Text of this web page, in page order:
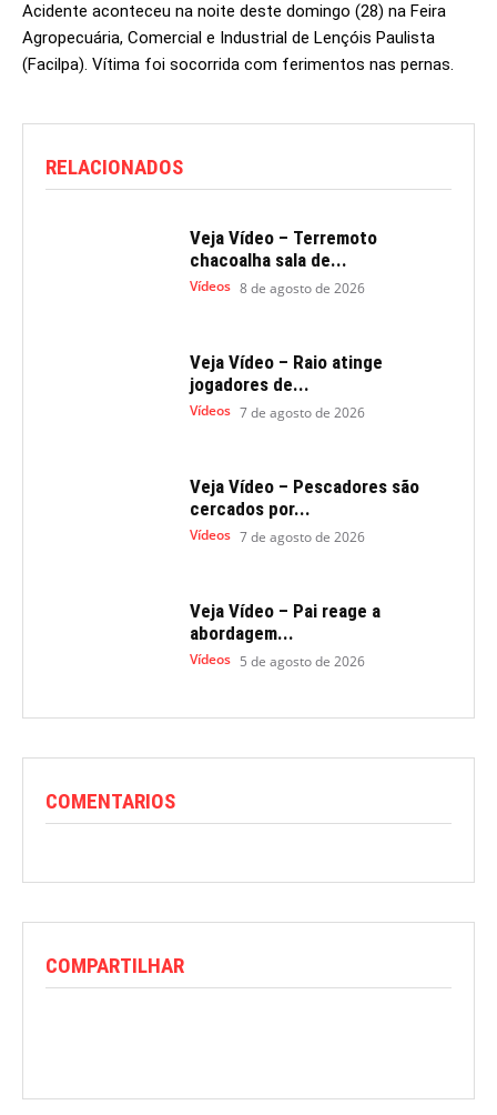
Acidente aconteceu na noite deste domingo (28) na Feira
Agropecuária, Comercial e Industrial de Lençóis Paulista
(Facilpa). Vítima foi socorrida com ferimentos nas pernas.
RELACIONADOS
Veja Vídeo – Terremoto
chacoalha sala de...
Vídeos 8 de agosto de 2026
Veja Vídeo – Raio atinge
jogadores de...
Vídeos 7 de agosto de 2026
Veja Vídeo – Pescadores são
cercados por...
Vídeos 7 de agosto de 2026
Veja Vídeo – Pai reage a
abordagem...
Vídeos 5 de agosto de 2026
COMENTARIOS
COMPARTILHAR